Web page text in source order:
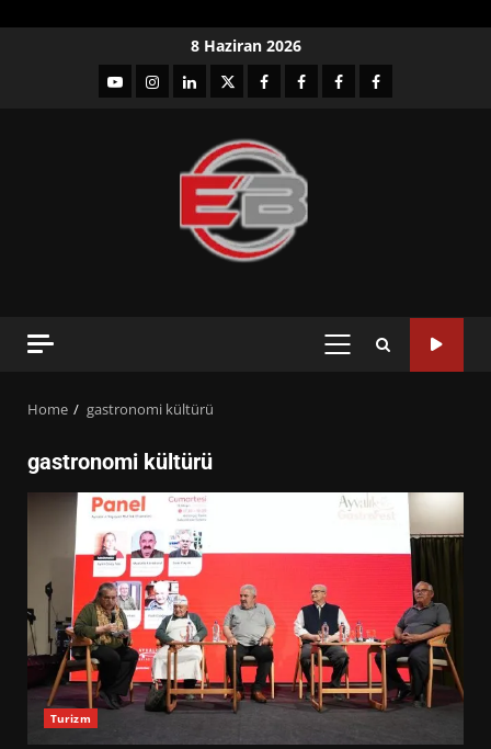
8 Haziran 2026
YouTubeInstagram
LinkedIntwitterfacebook-Facebook-
Facebook-Facebook-
PRIMARY
Home gastronomi kültürü
gastronomi kültürü
Turizm